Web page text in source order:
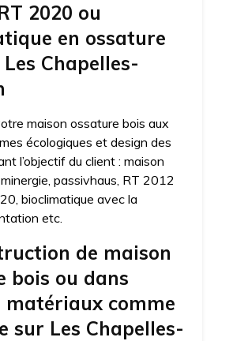
2020 ou
en ossature
Chapelles-
maison ossature bois aux
écologiques et design des
l’objectif du client : maison
passivhaus, RT 2012
bioclimatique avec la
etc.
de maison
bois ou dans
matériaux comme
sur Les Chapelles-